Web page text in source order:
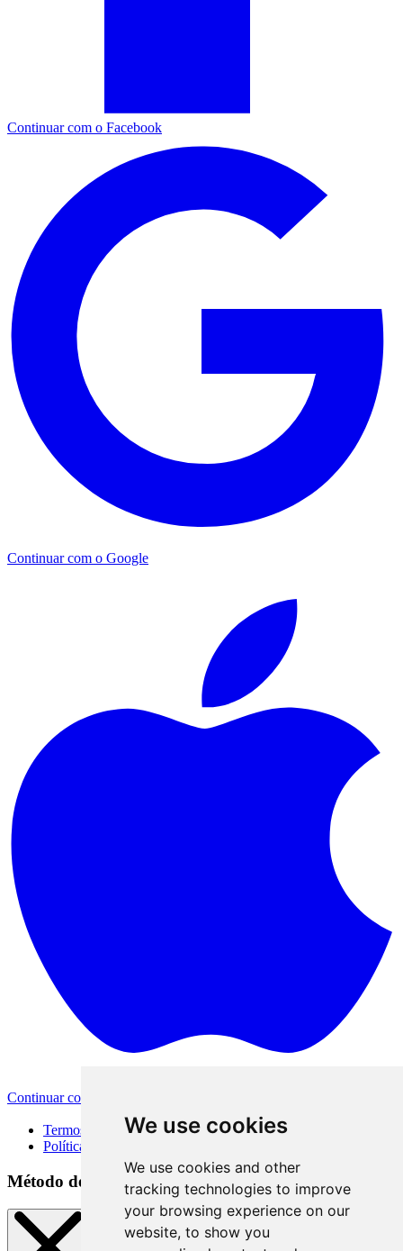
We use cookies
We use cookies and other
tracking technologies to improve
your browsing experience on our
website, to show you
Continuar com o Facebook
Continuar com o Google
Continuar com a Apple
Termos de Uso
Política de Privacidade
Método de acesso